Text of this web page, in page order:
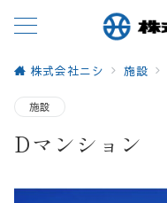
株式会社ニシ 施設
施設
Dマンション